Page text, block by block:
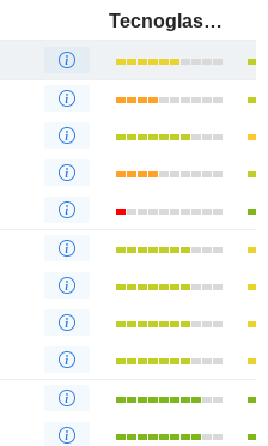
Tecnoglass Holdings Inc.